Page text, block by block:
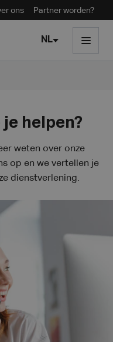
ons Partner worden?
NL
je helpen?
weten over onze
op en we vertellen je
dienstverlening.